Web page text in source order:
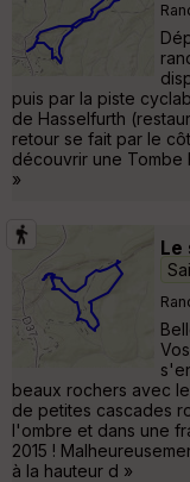
puis par la piste
de Hasselfurth
retour se fait par le
découvrir une Tombe
»
Le
beaux rochers avec
de petites cascades
l'ombre et dans une
2015 !
à la hauteur d »